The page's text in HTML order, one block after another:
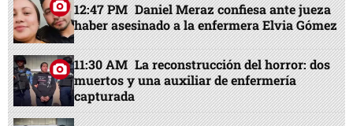
12:47 PM Daniel Meraz confiesa ante jueza
haber asesinado a la enfermera Elvia Gómez
11:30 AM La reconstrucción del horror: dos
muertos y una auxiliar de enfermería
capturada